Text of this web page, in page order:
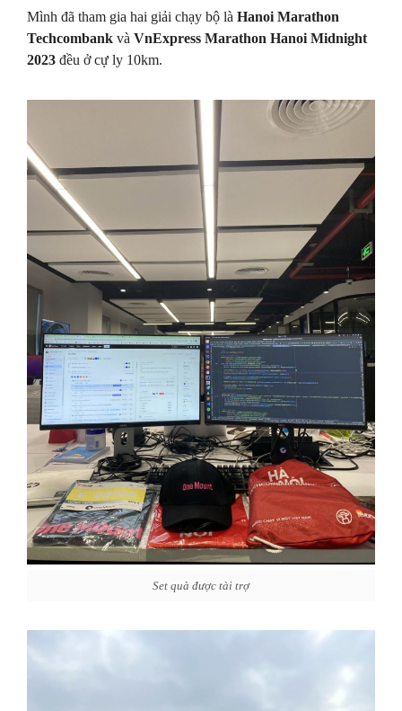
Mình đã tham gia hai giải chạy bộ là Hanoi Marathon
Techcombank và VnExpress Marathon Hanoi Midnight
2023 đều ở cự ly 10km.
Set quà được tài trợ